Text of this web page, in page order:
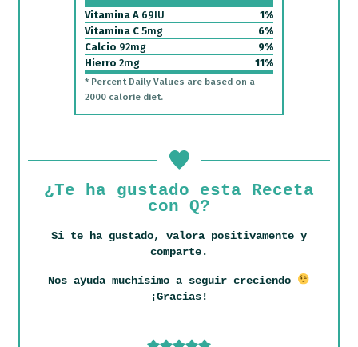
Vitamina A 69IU 1%
Vitamina C 5mg 6%
Calcio 92mg 9%
Hierro 2mg 11%
* Percent Daily Values are based on a
2000 calorie diet.
¿Te ha gustado esta Receta
con Q?
Si te ha gustado, valora positivamente y
comparte.
Nos ayuda muchísimo a seguir creciendo
¡Gracias!